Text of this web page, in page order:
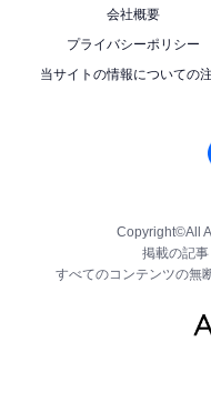
会社概要
プライバシーポリシー
当サイトの情報についての
Copyright©All
掲載の記事
すべてのコンテンツの無